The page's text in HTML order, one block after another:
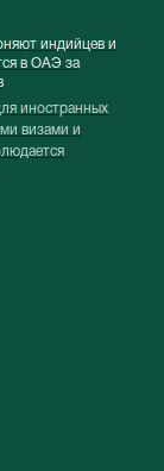
индийцев и
в ОАЭ за
иностранных
визами и